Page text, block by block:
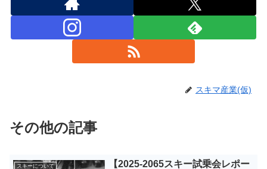
スキマ産業(仮)
その他の記事
スキーについて
【2025-2065スキー試乗会レポー